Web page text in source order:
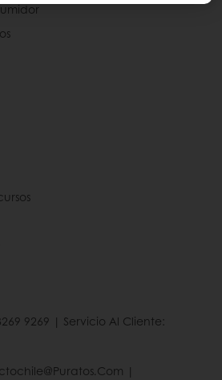
9269 | Servicio Al Cliente:
|